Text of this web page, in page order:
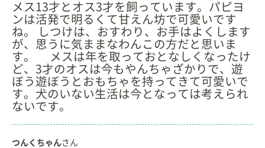
メス13才とオス3才を飼っています。パピヨ
ンは活発で明るくて甘えん坊で可愛いです
ね。 しつけは、おすわり、お手はよくします
が、思うに気ままなわんこの方だと思いま
す。 メスは年を取っておとなしくなったけ
ど、3才のオスは今もやんちゃざかりで、遊
ぼう遊ぼうとおもちゃを持ってきて可愛いで
す。犬のいない生活は今となっては考えられ
ないです。
つんくちゃんさん